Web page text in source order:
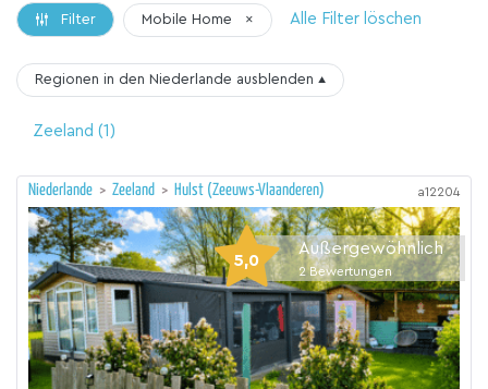
Filter Mobile Home × Alle Filter löschen
Regionen in den Niederlande ausblenden ▴
Zeeland (1)
Niederlande > Zeeland > Hulst (Zeeuws-Vlaanderen) a12204
5,0
Außergewöhnlich
2 Bewertungen